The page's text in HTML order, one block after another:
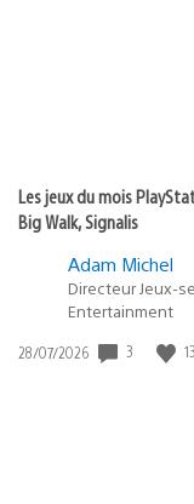
Les jeux du mois
Big Walk, Signalis
Adam Michel
Directeur Jeux-
Entertainment
Date
28/07/2026 3 13